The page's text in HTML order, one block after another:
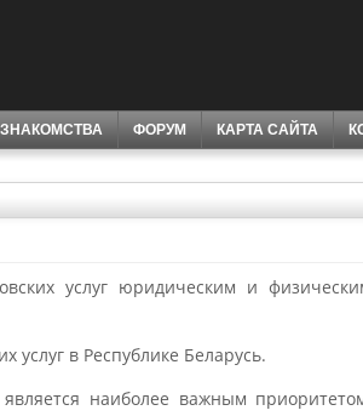
ЗНАКОМСТВА ФОРУМ КАРТА САЙТА
услуг юридическим и
услуг в Республике Беларусь.
наиболее важным